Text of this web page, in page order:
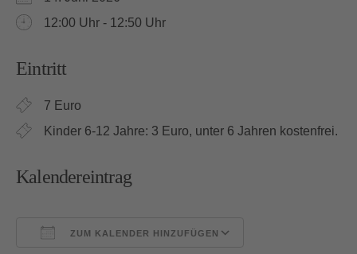
12:00 Uhr - 12:50 Uhr
Eintritt
7 Euro
Kinder 6-12 Jahre: 3 Euro, unter 6 Jahren kostenfrei.
Kalendereintrag
ZUM KALENDER HINZUFÜGEN